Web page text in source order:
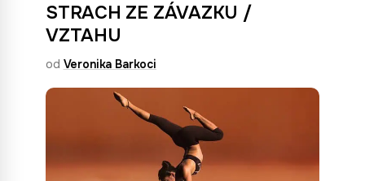
STRACH ZE ZÁVAZKU /
VZTAHU
od Veronika Barkoci